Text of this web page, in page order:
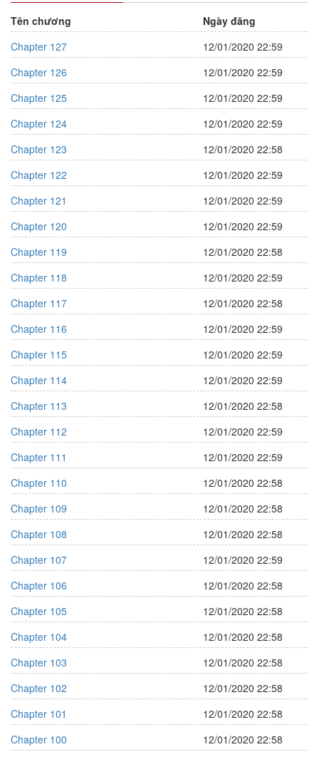
Tên chương
Ngày đăng
Chapter 127
12/01/2020 22:59
Chapter 126
12/01/2020 22:59
Chapter 125
12/01/2020 22:59
Chapter 124
12/01/2020 22:59
Chapter 123
12/01/2020 22:58
Chapter 122
12/01/2020 22:59
Chapter 121
12/01/2020 22:59
Chapter 120
12/01/2020 22:59
Chapter 119
12/01/2020 22:58
Chapter 118
12/01/2020 22:59
Chapter 117
12/01/2020 22:58
Chapter 116
12/01/2020 22:59
Chapter 115
12/01/2020 22:59
Chapter 114
12/01/2020 22:59
Chapter 113
12/01/2020 22:58
Chapter 112
12/01/2020 22:59
Chapter 111
12/01/2020 22:59
Chapter 110
12/01/2020 22:58
Chapter 109
12/01/2020 22:58
Chapter 108
12/01/2020 22:58
Chapter 107
12/01/2020 22:59
Chapter 106
12/01/2020 22:58
Chapter 105
12/01/2020 22:58
Chapter 104
12/01/2020 22:58
Chapter 103
12/01/2020 22:58
Chapter 102
12/01/2020 22:58
Chapter 101
12/01/2020 22:58
Chapter 100
12/01/2020 22:58